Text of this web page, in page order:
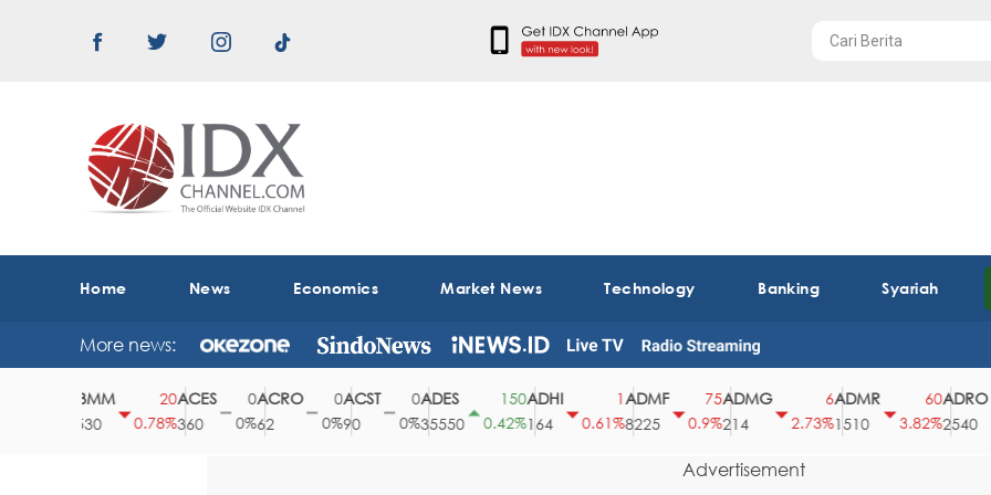
Home News Economics Market News Technology Banking Syariah
More news:
ABMM
0.78%
ACES
360
ACRO
62
ACST
90
ADES
35550
0.42%
ADHI
164
0.61%
ADMF
8225
0.9%
ADMG
214
2.73%
ADMR
1510
3.82%
ADRO
2540
0%
Advertisement